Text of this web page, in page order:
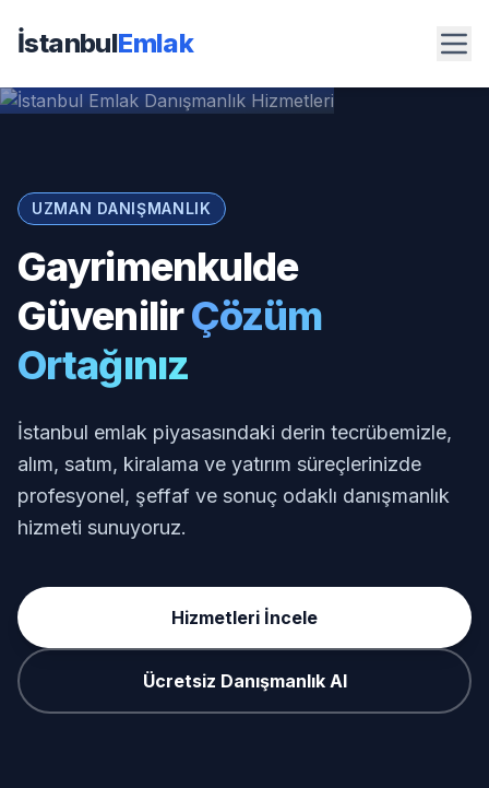
İstanbulEmlak
UZMAN DANIŞMANLIK
Gayrimenkulde
GüvenilirÇözüm
Ortağınız
İstanbul emlak piyasasındaki derin tecrübemizle,
alım, satım, kiralama ve yatırım süreçlerinizde
profesyonel, şeffaf ve sonuç odaklı danışmanlık
hizmeti sunuyoruz.
Hizmetleri İncele
Ücretsiz Danışmanlık Al